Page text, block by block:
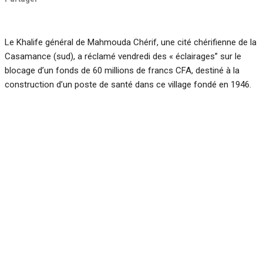
Le Khalife général de Mahmouda Chérif, une cité chérifienne de la
Casamance (sud), a réclamé vendredi des « éclairages’’ sur le
blocage d’un fonds de 60 millions de francs CFA, destiné à la
construction d’un poste de santé dans ce village fondé en 1946.